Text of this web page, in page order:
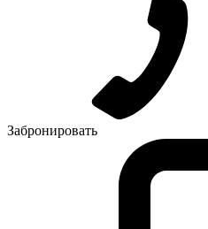
Забронировать